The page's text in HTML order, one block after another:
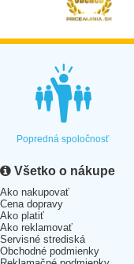
Popredná spoločnosť
Všetko o nákupe
Ako nakupovať
Cena dopravy
Ako platiť
Ako reklamovať
Servisné strediská
Obchodné podmienky